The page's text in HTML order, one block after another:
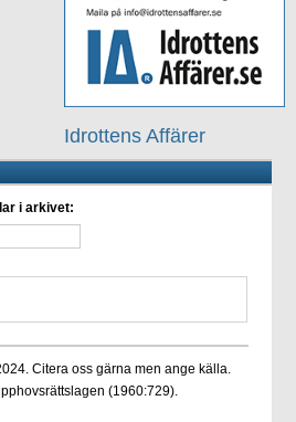
Idrottens Affärer
i arkivet:
Citera oss gärna men ange källa.
(1960:729).